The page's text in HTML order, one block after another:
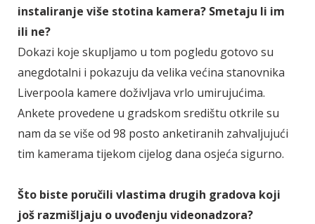
instaliranje više stotina kamera? Smetaju li im
ili ne?
Dokazi koje skupljamo u tom pogledu gotovo su
anegdotalni i pokazuju da velika većina stanovnika
Liverpoola kamere doživljava vrlo umirujućima.
Ankete provedene u gradskom središtu otkrile su
nam da se više od 98 posto anketiranih zahvaljujući
tim kamerama tijekom cijelog dana osjeća sigurno.
Što biste poručili vlastima drugih gradova koji
još razmišljaju o uvođenju videonadzora?